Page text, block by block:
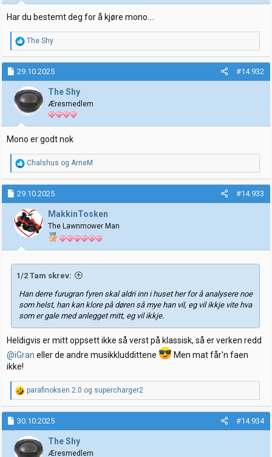
r
:
Har du bestemt deg for å kjøre mono....
R
e
a
k
j
o
n
e
r
:
The Shy
29.10.2025 #14.932
The Shy
Æresmedlem
Mono er godt nok
R
e
a
k
j
o
n
e
r
Chalshus og ArneM
29.10.2025 #14.933
MakkinTosken
The Lawnmower Man
1/2 Tam skrev:
Han derre furugran fyren skal aldri inn i huset her for å analysere noe
som helst, han kan klore på døren så mye han vil, eg vil ikkje vite hva
som er gale med anlegget mitt, eg vil ikkje.
Heldigvis er mitt oppsett ikke så verst på klassisk, så er verken redd
@iGran eller de andre musikkluddittene
Men mat får'n faen
ikke!
R
e
a
k
j
o
parafinoksen 2.0 og supercharger2
30.10.2025 #14.934
The Shy
Æresmedlem